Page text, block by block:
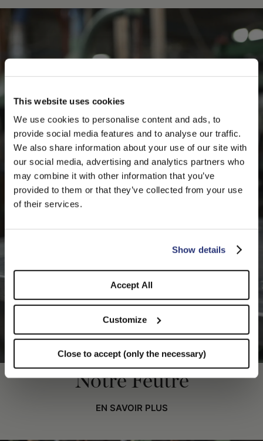
This website uses cookies
We use cookies to personalise content and ads, to
provide social media features and to analyse our traffic.
We also share information about your use of our site with
our social media, advertising and analytics partners who
may combine it with other information that you’ve
provided to them or that they’ve collected from your use
of their services.
Show details
Accept All
Customize
Close to accept (only the necessary)
PLEASE CHOOSE YOUR COUNTRY
We detected that you are browsing from United States, do
STAY HERE
Notre Feutre
EN SAVOIR PLUS